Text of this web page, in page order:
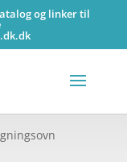
og linker til